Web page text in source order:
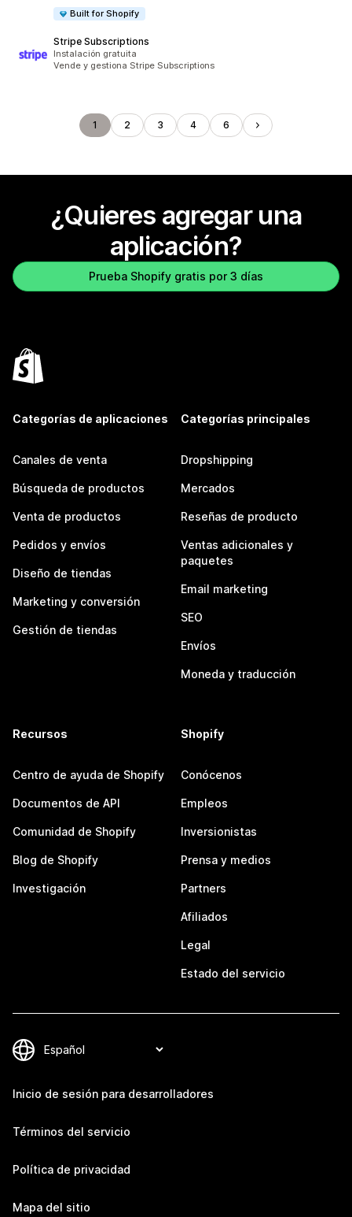
Built for Shopify
Stripe Subscriptions
Instalación gratuita
Vende y gestiona Stripe Subscriptions
1 2 3 4 6
¿Quieres agregar una
aplicación?
Prueba Shopify gratis por 3 días
Categorías de aplicaciones
Canales de venta
Búsqueda de productos
Venta de productos
Pedidos y envíos
Diseño de tiendas
Marketing y conversión
Gestión de tiendas
Categorías principales
Dropshipping
Mercados
Reseñas de producto
Ventas adicionales y
paquetes
Email marketing
SEO
Envíos
Moneda y traducción
Recursos
Centro de ayuda de Shopify
Documentos de API
Comunidad de Shopify
Blog de Shopify
Investigación
Shopify
Conócenos
Empleos
Inversionistas
Prensa y medios
Partners
Afiliados
Legal
Estado del servicio
Inicio de sesión para desarrolladores
Términos del servicio
Política de privacidad
Mapa del sitio